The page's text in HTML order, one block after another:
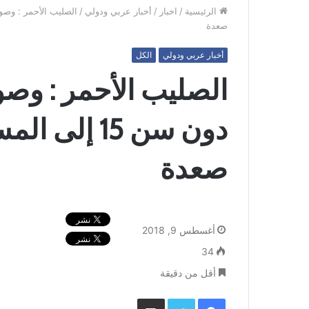
الرئيسية / اخبار / أخبار عربي ودولي /
صعدة
أخبار عربي ودولي الكل
دون سن
صعدة
أغسطس 9, 2018
34
أقل من دقيقة
فيسبوك تويتر